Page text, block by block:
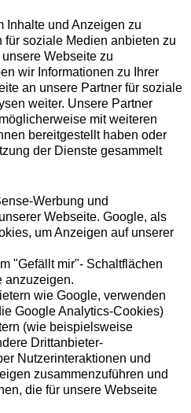
Inhalte und Anzeigen zu
soziale Medien anbieten zu
Webseite zu
wir Informationen zu Ihrer
an unsere Partner für soziale
weiter. Unsere Partner
mit weiteren
bereitgestellt haben oder
der Dienste gesammelt
Werbung und
Webseite. Google, als
um Anzeigen auf unserer
"Gefällt mir"- Schaltflächen
anzuzeigen.
wie Google, verwenden
Google Analytics-Cookies)
(wie beispielsweise
Drittanbieter-
Nutzerinteraktionen und
zusammenzuführen und
die für unsere Webseite